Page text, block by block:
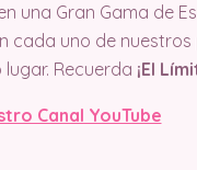
una Gran Gama de
cada uno de nuestros
Recuerda ¡El
Canal YouTube